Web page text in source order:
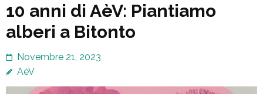
10 anni di AèV: Piantiamo
alberi a Bitonto
Novembre 21, 2023
AèV